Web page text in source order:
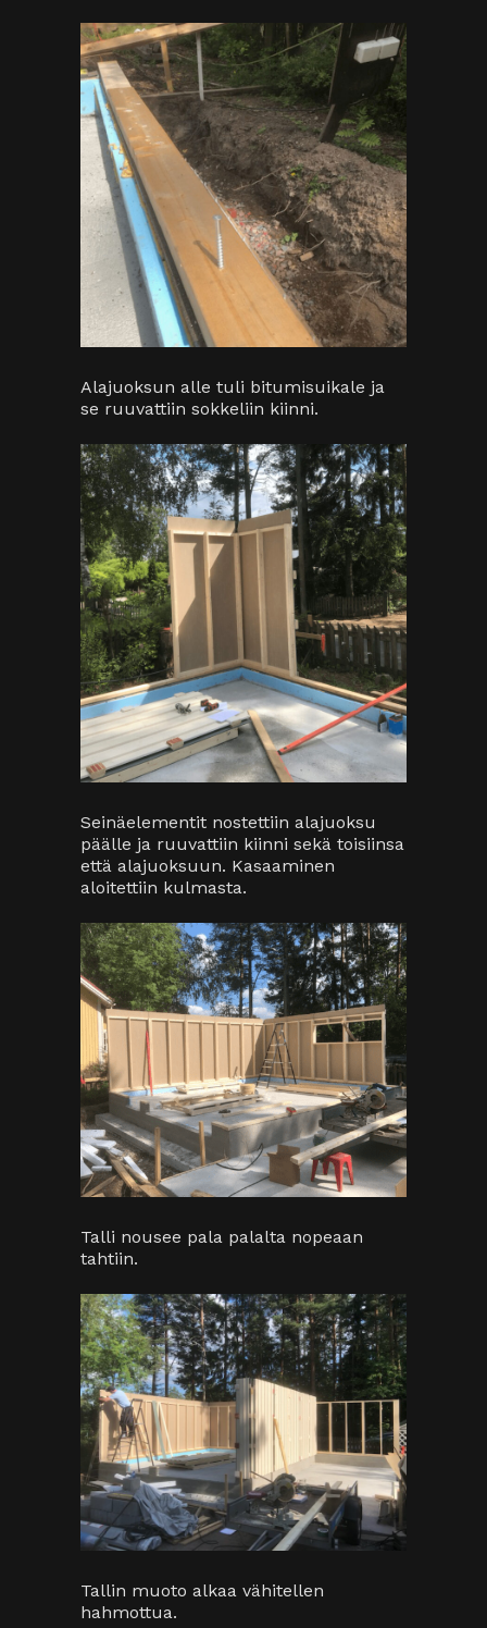
Alajuoksun alle tuli bitumisuikale ja
se ruuvattiin sokkeliin kiinni.
Seinäelementit nostettiin alajuoksu
päälle ja ruuvattiin kiinni sekä toisiinsa
että alajuoksuun. Kasaaminen
aloitettiin kulmasta.
Talli nousee pala palalta nopeaan
tahtiin.
Tallin muoto alkaa vähitellen
hahmottua.